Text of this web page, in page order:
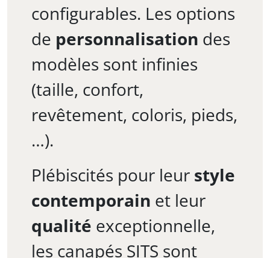
configurables. Les options
de personnalisation des
modèles sont infinies
(taille, confort,
revêtement, coloris, pieds,
…).
Plébiscités pour leur style
contemporain et leur
qualité exceptionnelle,
les canapés SITS sont